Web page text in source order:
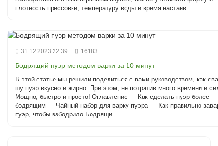
плотность прессовки, температуру воды и время настаив..
31.12.2023 22:39 16183
Бодрящий пуэр методом варки за 10 минут
В этой статье мы решили поделиться с вами руководством, как
шу пуэр вкусно и жирно. При этом, не потратив много времени и
Мощно, быстро и просто! Оглавление — Как сделать пуэр более
бодрящим — Чайный набор для варку пуэра — Как правильно
пуэр, чтобы взбодрило Бодрящи..